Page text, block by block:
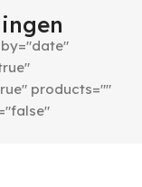
products=""